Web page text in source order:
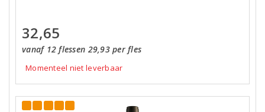
32,65
vanaf 12 flessen 29,93 per fles
Momenteel niet leverbaar